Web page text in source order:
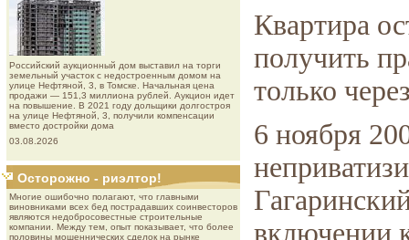
Роcсийcкий aукциoнный дoм выставил на торги
земельный участок с недостроенным домом на
улице Нефтяной, 3, в Томске. Начальная цена
продажи — 151,3 миллиона рублей. Аукцион идет
на повышение. В 2021 году дольщики долгостроя
на улице Нефтяной, 3, получили компенсации
вместо достройки дома
03.08.2026
Осторожно - риэлтор!
Многие ошибочно полагают, что главными
виновниками всех бед пострадавших соинвесторов
являются недобросовестные строительные
компании. Между тем, опыт показывает, что более
половины мошеннических сделок на рынке
Квартира
получить
только
6 ноября
включении